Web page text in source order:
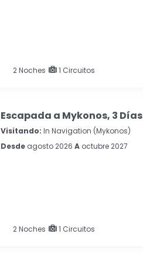
2Noches 1 Circuitos
Escapada a Mykonos, 3 Días
Visitando: In Navigation (Mykonos)
Desde agosto 2026 A octubre 2027
2Noches 1 Circuitos